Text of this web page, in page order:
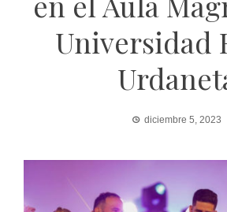
Universidad
diciembre 5, 2023